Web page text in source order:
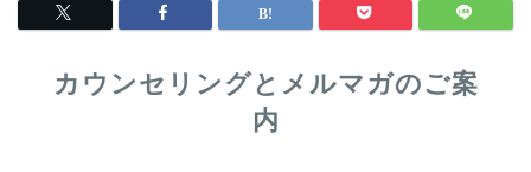
カウンセリングとメルマガのご案
内